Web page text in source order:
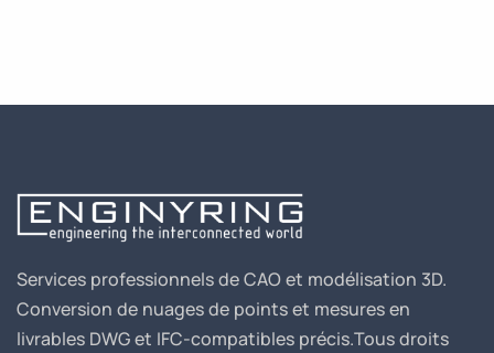
Services professionnels de CAO et modélisation 3D.
Conversion de nuages de points et mesures en
livrables DWG et IFC-compatibles précis.Tous droits